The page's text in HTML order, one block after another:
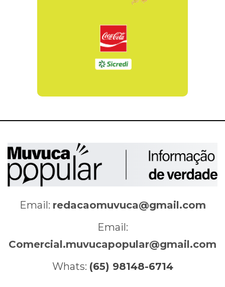
Email: redacaomuvuca@gmail.com
Email:
Comercial.muvucapopular@gmail.com
Whats: (65) 98148-6714